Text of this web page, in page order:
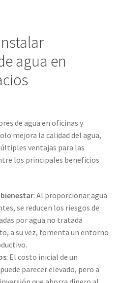
agua en
de agua en oficinas y
mejora la calidad del agua,
ventajas para las
los principales beneficios
: Al proporcionar agua
se reducen los riesgos de
por agua no tratada
a su vez, fomenta un entorno
: El costo inicial de un
parecer elevado, pero a